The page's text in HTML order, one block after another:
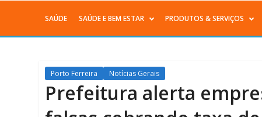
mensagens
falsas
cobrando
taxa
Menu
SAÚDE SAÚDE E BEM ESTAR PRODUTOS & SERVIÇOS
Porto Ferreira Notícias Gerais
Prefeitura alerta